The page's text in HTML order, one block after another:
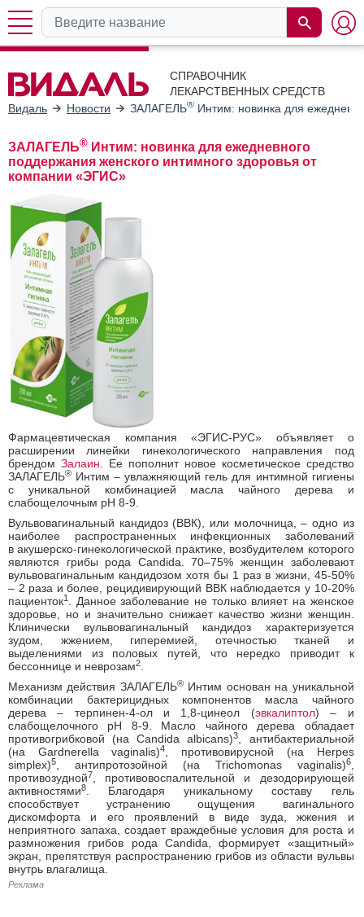
СПРАВОЧНИК
ЛЕКАРСТВЕННЫХ СРЕДСТВ
Видаль
Новости ЗАЛАГЕЛЬ® Интим: новинка для
ЗАЛАГЕЛЬ® Интим: новинка для ежедневного
поддержания женского интимного здоровья от
компании «ЭГИС»
Фармацевтическая компания «ЭГИС-РУС» объявляет о
расширении линейки гинекологического направления под
брендом Залаин . Ее пополнит новое косметическое средство
ЗАЛАГЕЛЬ® Интим – увлажняющий гель для интимной гигиены
с уникальной комбинацией масла чайного дерева и
слабощелочным pH 8-9.
Вульвовагинальный кандидоз (ВВК), или молочница, – одно из
наиболее распространенных инфекционных заболеваний
в акушерско-гинекологической практике, возбудителем которого
являются грибы рода Candida. 70–75% женщин заболевают
вульвовагинальным кандидозом хотя бы 1 раз в жизни, 45-50%
– 2 раза и более, рецидивирующий ВВК наблюдается у 10-20%
пациенток1
. Данное заболевание не только влияет на женское
здоровье, но и значительно снижает качество жизни женщин.
Клинически вульвовагинальный кандидоз характеризуется
зудом, жжением, гиперемией, отечностью тканей и
выделениями из половых путей, что нередко приводит к
бессоннице и неврозам2
Механизм действия ЗАЛАГЕЛЬ®Интим основан на уникальной
комбинации бактерицидных компонентов масла чайного
дерева – терпинен-4-ол и 1,8-цинеол (эвкалиптол) – и
слабощелочного pH 8-9. Масло чайного дерева обладает
противогрибковой (на Candida albicans)3
, антибактериальной
(на Gardnerella vaginalis)4
, противовирусной (на Herpes
simplex)5 , антипротозойной (на Trichomonas vaginalis)6,
противозудной7
, противовоспалительной и дезодорирующей
активностями8
. Благодаря уникальному составу гель
способствует устранению ощущения вагинального
дискомфорта и его проявлений в виде зуда, жжения и
неприятного запаха, создает враждебные условия для роста и
размножения грибов рода Candida, формирует «защитный»
экран, препятствуя распространению грибов из области вульвы
внутрь влагалища.
Реклама